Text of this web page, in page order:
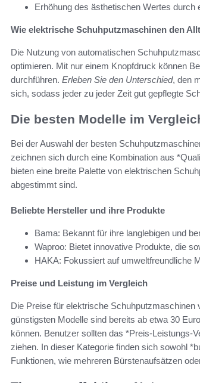
Erhöhung des ästhetischen Wertes durch
Wie elektrische Schuhputzmaschinen den
Die Nutzung von automatischen
optimieren. Mit nur einem Knopfdruck können
durchführen. Erleben Sie den Unterschied, den
sich, sodass jeder zu jeder Zeit gut gepflegte
Die besten Modelle im
Bei der Auswahl der besten
zeichnen sich durch eine Kombination aus
bieten eine breite Palette von elektrischen
abgestimmt sind.
Beliebte Hersteller und ihre Produkte
Bama: Bekannt für ihre langlebigen und
Waproo: Bietet innovative Produkte, die
HAKA: Fokussiert auf umweltfreundliche
Preise und Leistung im Vergleich
Die Preise für elektrische
günstigsten Modelle sind bereits ab etwa 30
können. Benutzer sollten das *Preis-Leistungs-
ziehen. In dieser Kategorie finden sich sowohl
Funktionen, wie mehreren Bürstenaufsätzen